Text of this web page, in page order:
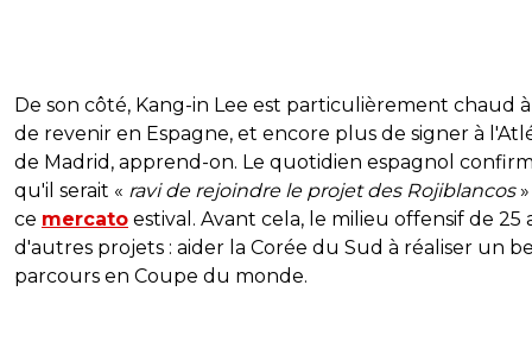
De son côté, Kang-in Lee est particulièrement chaud
de revenir en Espagne, et encore plus de signer à
de Madrid, apprend-on. Le quotidien espagnol
qu'il serait « ravi de rejoindre le projet des Rojiblancos»
ce mercato estival. Avant cela, le milieu offensif de 25
d'autres projets : aider la Corée du Sud à réaliser un
parcours en Coupe du monde.